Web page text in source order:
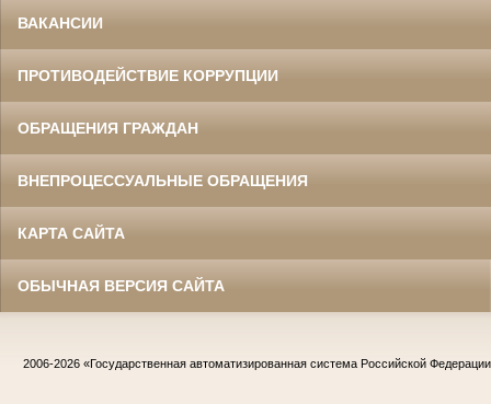
ВАКАНСИИ
ПРОТИВОДЕЙСТВИЕ КОРРУПЦИИ
ОБРАЩЕНИЯ ГРАЖДАН
ВНЕПРОЦЕССУАЛЬНЫЕ ОБРАЩЕНИЯ
КАРТА САЙТА
ОБЫЧНАЯ ВЕРСИЯ САЙТА
2006-2026 «Государственная автоматизированная система Российской